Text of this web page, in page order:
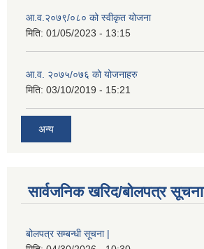
आ.व.२०७९/०८० को स्वीकृत योजना
मिति: 01/05/2023 - 13:15
आ.व. २०७५/०७६ को योजनाहरु
मिति: 03/10/2019 - 15:21
अन्य
सार्वजनिक खरिद/बोलपत्र सूचना
बोलपत्र सम्बन्धी सूचना |